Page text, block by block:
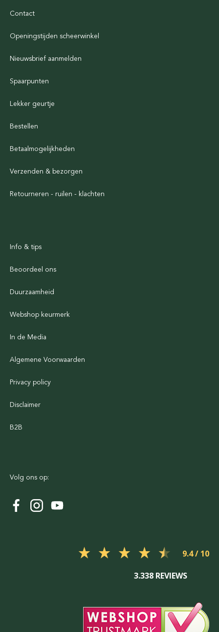
Contact
Openingstijden scheerwinkel
Nieuwsbrief aanmelden
Spaarpunten
Lekker geurtje
Bestellen
Betaalmogelijkheden
Verzenden & bezorgen
Retourneren - ruilen - klachten
Info & tips
Beoordeel ons
Duurzaamheid
Webshop keurmerk
In de Media
Algemene Voorwaarden
Privacy policy
Disclaimer
B2B
Volg ons op:
9.4
3.338 REVIEWS